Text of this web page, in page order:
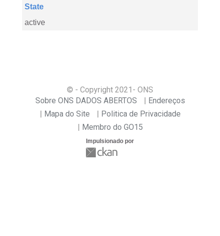
State
active
© - Copyright 2021 - ONS
Sobre ONS DADOS ABERTOS
Endereços
Mapa do Site
Politica de Privacidade
Membro do GO15
Impulsionado por